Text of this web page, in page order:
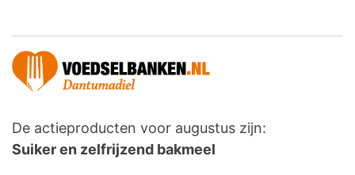
De actieproducten voor augustus zijn:
Suiker en zelfrijzend bakmeel